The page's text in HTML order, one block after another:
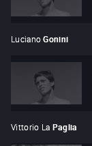
Luciano Gonini
Vittorio La Paglia